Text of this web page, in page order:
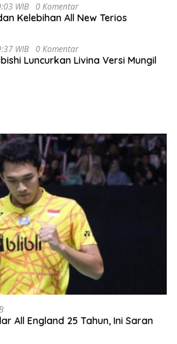
WIB 0 Komentar
Kelebihan All New Terios
WIB 0 Komentar
Luncurkan Livina Versi Mungil
All England 25 Tahun, Ini Saran